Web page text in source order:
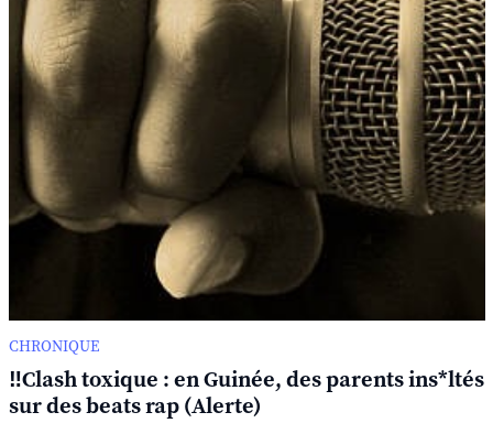
CHRONIQUE
‼️Clash toxique : en Guinée, des parents ins*ltés
sur des beats rap (Alerte)